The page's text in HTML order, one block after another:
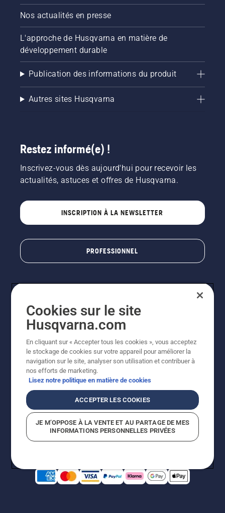
Nos actualités en presse
L'approche de Husqvarna en matière de
développement durable
Publication des informations du produit
Autres sites Husqvarna
Restez informé(e) !
Inscrivez-vous dès aujourd'hui pour recevoir les
actualités, astuces et offres de Husqvarna.
INSCRIPTION À LA NEWSLETTER
PROFESSIONNEL
© Husqvarna AB (publ). Tous droits réservés. Les prix
indiqués sont des prix de vente conseillés. Photos non
contractuelles. Tous les prix indiqués sont des prix de
disponible pour un achat direct.
Mentions légalesPolitique relative aux cookies
Conditions d'utilisation Avis de confidentialité
Égalité hommes femmesSignalement de violations présumées
Cookies sur le site
Husqvarna.com
En cliquant sur « Accepter tous les cookies », vous acceptez
le stockage de cookies sur votre appareil pour améliorer la
navigation sur le site, analyser son utilisation et contribuer à
nos efforts de marketing.
Lisez notre politique en matière de cookies
ACCEPTER LES COOKIES
JE M’OPPOSE À LA VENTE ET AU PARTAGE DE MES
INFORMATIONS PERSONNELLES PRIVÉES